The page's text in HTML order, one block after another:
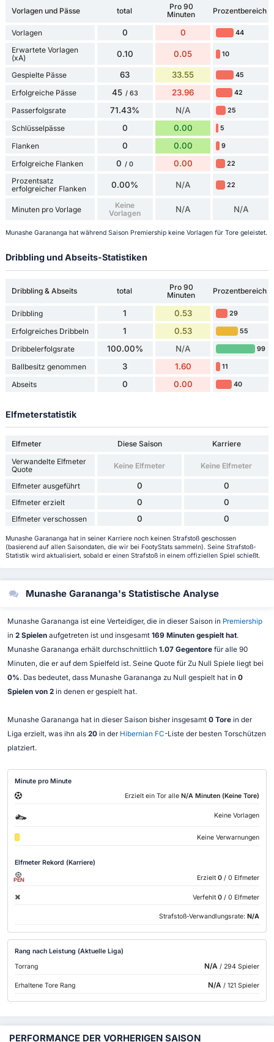
Vorlagen und Pässe total
Pro 90
Minuten
Prozentbereich
Vorlagen 0 0 44
Erwartete Vorlagen
(xA)
0.10 0.05 10
Gespielte Pässe 63 33.55 45
Erfolgreiche Pässe 45 / 63 23.96 42
Passerfolgsrate 71.43% N/A 25
Schlüsselpässe 0 0.00 5
Flanken 0 0.00 9
Erfolgreiche Flanken 0 / 0 0.00 22
Prozentsatz
erfolgreicher Flanken
0.00% N/A 22
Minuten pro Vorlage
Keine
Vorlagen
N/A N/A
Munashe Garananga hat während Saison Premiership keine Vorlagen für Tore geleistet.
Dribbling und Abseits-Statistiken
Dribbling & Abseits total
Pro 90
Minuten
Prozentbereich
Dribbling 1 0.53 29
Erfolgreiches Dribbeln 1 0.53 55
Dribbelerfolgsrate 100.00% N/A 99
Ballbesitz genommen 3 1.60 11
Abseits 0 0.00 40
Elfmeterstatistik
Elfmeter Diese Saison
Karriere
Verwandelte Elfmeter
Quote
Keine Elfmeter Keine Elfmeter
Elfmeter ausgeführt 0 0
Elfmeter erzielt 0 0
Elfmeter verschossen 0 0
Munashe Garananga hat in seiner Karriere noch keinen Strafstoß geschossen
(basierend auf allen Saisondaten, die wir bei FootyStats sammeln). Seine Strafstoß-
Statistik wird aktualisiert, sobald er einen Strafstoß in einem offiziellen Spiel schießt.
Munashe Garananga's Statistische Analyse
Munashe Garananga ist eine Verteidiger, die in dieser Saison in Premiership
in 2 Spielenaufgetreten ist und insgesamt 169 Minuten gespielt hat.
Munashe Garananga erhält durchschnittlich 1.07 Gegentorefür alle 90
Minuten, die er auf dem Spielfeld ist. Seine Quote für Zu Null Spiele liegt bei
0%. Das bedeutet, dass Munashe Garananga zu Null gespielt hat in 0
Spielen von 2in denen er gespielt hat.
Munashe Garananga hat in dieser Saison bisher insgesamt 0 Torein der
Liga erzielt, was ihn als 20in der Hibernian FC-Liste der besten Torschützen
platziert.
Minute pro Minute
Erzielt ein Tor alle N/A Minuten (Keine Tore)
Keine Vorlagen
Keine Verwarnungen
Elfmeter Rekord (Karriere)
PEN Erzielt 0 / 0 Elfmeter
Verfehlt 0 / 0 Elfmeter
Strafstoß-Verwandlungsrate: N/A
Rang nach Leistung (Aktuelle Liga)
Torrang
N/A / 294 Spieler
Erhaltene Tore Rang N/A / 121 Spieler
PERFORMANCE DER VORHERIGEN SAISON